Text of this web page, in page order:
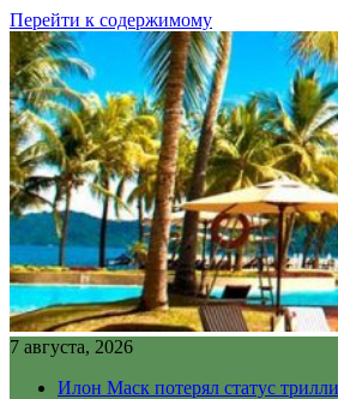
Перейти к содержимому
7 августа, 2026
Илон Маск потерял статус